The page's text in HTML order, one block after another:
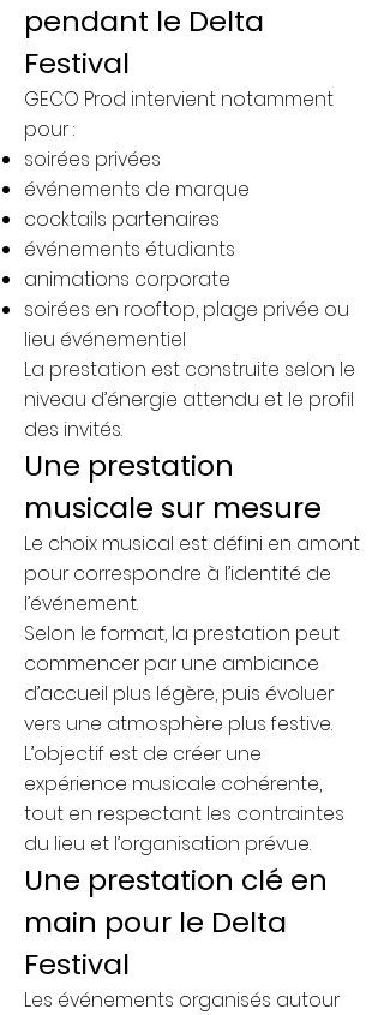
pendant le Delta
Festival
GECO Prod intervient notamment
pour :
soirées privées
événements de marque
cocktails partenaires
événements étudiants
animations corporate
soirées en rooftop, plage privée ou
lieu événementiel
La prestation est construite selon le
niveau d’énergie attendu et le profil
des invités.
Une prestation
musicale sur mesure
Le choix musical est défini en amont
pour correspondre à l’identité de
l’événement.
Selon le format, la prestation peut
commencer par une ambiance
d’accueil plus légère, puis évoluer
vers une atmosphère plus festive.
L’objectif est de créer une
expérience musicale cohérente,
tout en respectant les contraintes
du lieu et l’organisation prévue.
Une prestation clé en
main pour le Delta
Festival
Les événements organisés autour